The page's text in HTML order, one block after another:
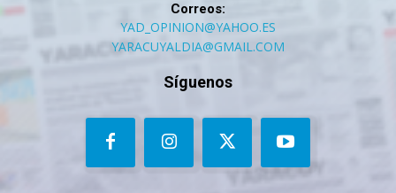
Correos:
YAD_OPINION@YAHOO.ES
YARACUYALDIA@GMAIL.COM
Síguenos